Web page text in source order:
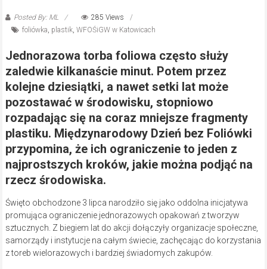
Posted By: ML
285 Views
foliówka, plastik, WFOŚiGW w Katowicach
Jednorazowa torba foliowa często służy
zaledwie kilkanaście minut. Potem przez
kolejne dziesiątki, a nawet setki lat może
pozostawać w środowisku, stopniowo
rozpadając się na coraz mniejsze fragmenty
plastiku. Międzynarodowy Dzień bez Foliówki
przypomina, że ich ograniczenie to jeden z
najprostszych kroków, jakie można podjąć na
rzecz środowiska.
Święto obchodzone 3 lipca narodziło się jako oddolna inicjatywa
promująca ograniczenie jednorazowych opakowań z tworzyw
sztucznych. Z biegiem lat do akcji dołączyły organizacje społeczne,
samorządy i instytucje na całym świecie, zachęcając do korzystania
z toreb wielorazowych i bardziej świadomych zakupów.